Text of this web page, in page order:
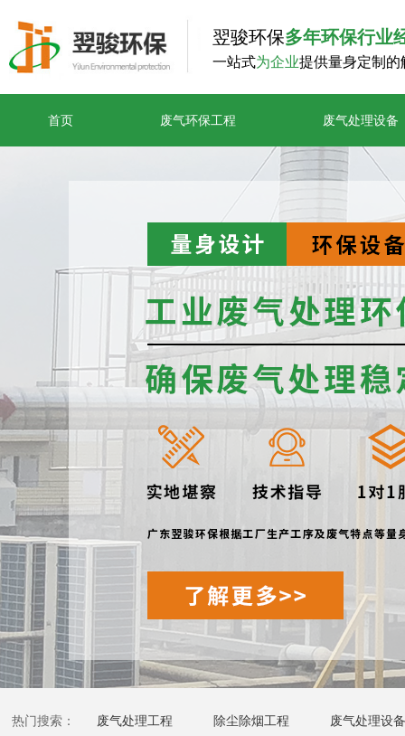
首页 废气环保工程 废气处理设备
翌骏环保多年环保行业
一站式为企业提供量身定制的
热门搜索： 废气处理工程 除尘除烟工程 废气处理设